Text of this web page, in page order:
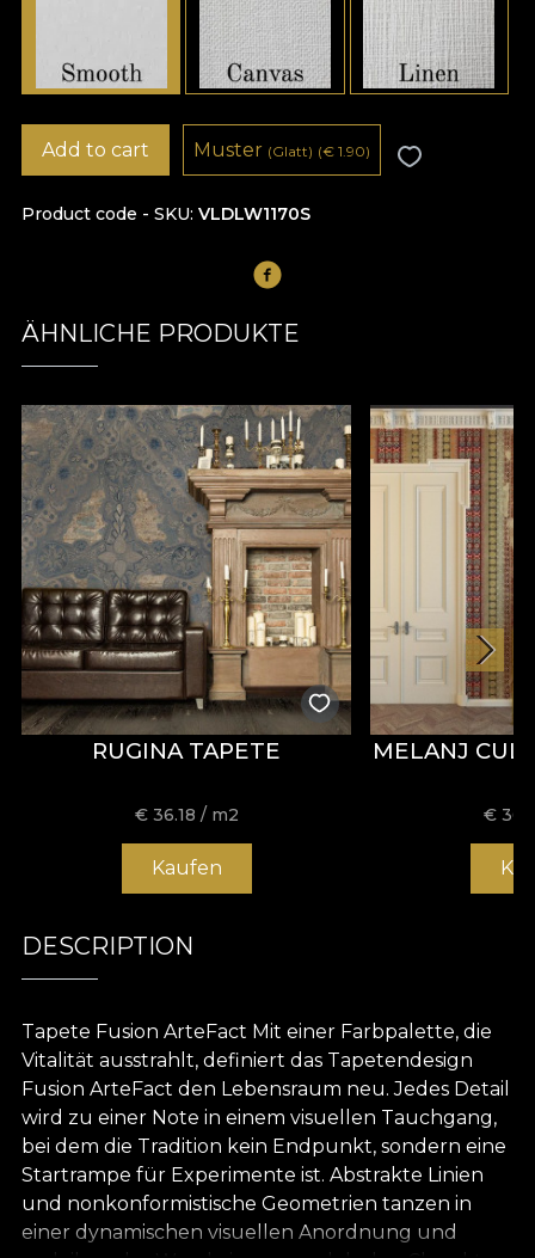
Product code - SKU VLDLW1170S
Add to cart Muster (Glatt) (€ 1.90)
ÄHNLICHE PRODUKTE
RUGINA TAPETE
€ 36.18 / m2
Kaufen
MELANJ
€
DESCRIPTION
Tapete Fusion ArteFact Mit einer Farbpalette, die
Vitalität ausstrahlt, definiert das Tapetendesign
Fusion ArteFact den Lebensraum neu. Jedes Detail
wird zu einer Note in einem visuellen Tauchgang,
bei dem die Tradition kein Endpunkt, sondern eine
Startrampe für Experimente ist. Abstrakte Linien
und nonkonformistische Geometrien tanzen in
einer dynamischen visuellen Anordnung und